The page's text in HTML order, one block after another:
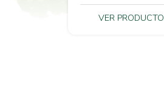
VER PRODUCTO